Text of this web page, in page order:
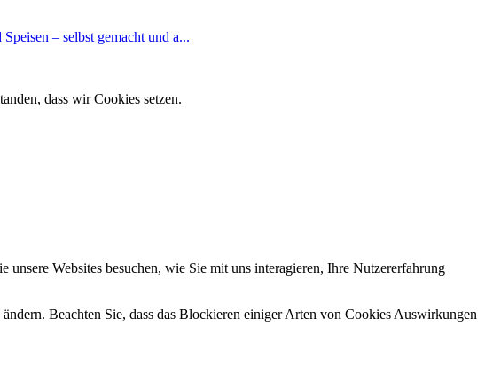
– selbst gemacht und a...
dass wir Cookies setzen.
Websites besuchen, wie Sie mit uns interagieren, Ihre Nutzererfahrung
Beachten Sie, dass das Blockieren einiger Arten von Cookies Auswirkungen